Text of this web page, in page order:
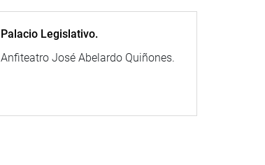
Palacio Legislativo.
Anfiteatro José Abelardo Quiñones.